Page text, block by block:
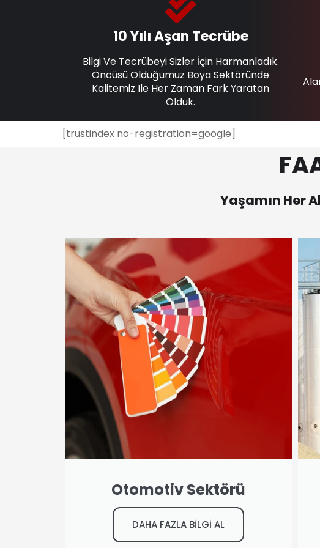
10 Yılı Aşan Tecrübe
Bilgi Ve Tecrübeyi Sizler İçin Harmanladık.
Öncüsü Olduğumuz Boya Sektöründe
Kalitemiz Ile Her Zaman Fark Yaratan
Olduk.
[trustindex no-registration=google]
Yaşamın Her
Otomotiv Sektörü
DAHA FAZLA BİLGİ AL